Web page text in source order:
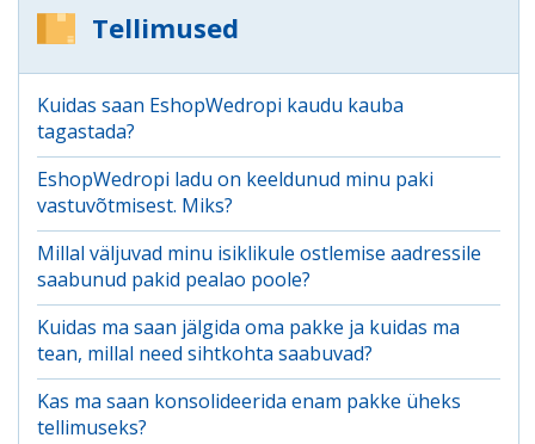
Tellimused
Kuidas saan EshopWedropi kaudu kauba
tagastada?
EshopWedropi ladu on keeldunud minu paki
vastuvõtmisest. Miks?
Millal väljuvad minu isiklikule ostlemise aadressile
saabunud pakid pealao poole?
Kuidas ma saan jälgida oma pakke ja kuidas ma
tean, millal need sihtkohta saabuvad?
Kas ma saan konsolideerida enam pakke üheks
tellimuseks?